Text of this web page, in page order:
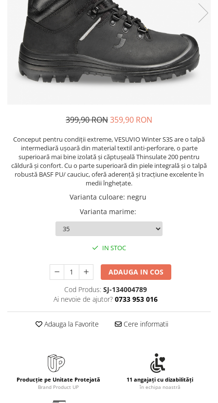
Stilouri
Seturi de scris Premium
Instrumente de scris eco
Creioane mecanice si grafit
Rollere
Finelinere
Rezerve instrumente scris
Tavite documente si suporturi
Ascutitori, radiere, agrafe
Foarfece pentru birou
Echipamente medicale
Manusi de protectie
Accesorii pentru protectia capului
Casti de protectie
Antifoane
Ochelari de protectie si viziere
Pachete promotionale
Accesorii pentru protectia muncii
Sosete de lucru
Branturi
Diverse accesorii
Articole de unica folosinta
ergonomice
Suporturi si huse telefoane &
tablete
Periferice PC si accesorii
Ergnonomice
Audio
Boxe portabile
399,90 RON359,90 RON
Conceput pentru condiții extreme, VESUVIO Winter S3S are o talpă
intermediară ușoară din material textil anti-perforare, o parte
superioară mai bine izolată și căptușeală Thinsulate 200 pentru
căldură și confort. Cu o parte superioară din piele integrală și o talpă
robustă BASF PU/ cauciuc, oferă aderență și tracțiune excelente în
medii înghețate.
Varianta culoare: negru
Varianta marime:
IN STOC
ADAUGA IN COS
Cod Produs: SJ-134004789
Ai nevoie de ajutor? 0733 953 016
Adauga la Favorite Cere informatii
Producție pe Unitate Protejată
Brand Product UP
11 angajați cu dizabilități
în echipa noastră